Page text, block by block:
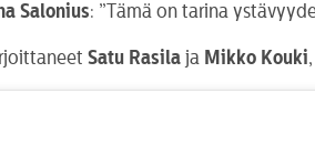
Salonius: ”Tämä on tarina
Satu Rasila ja Mikko Kouki